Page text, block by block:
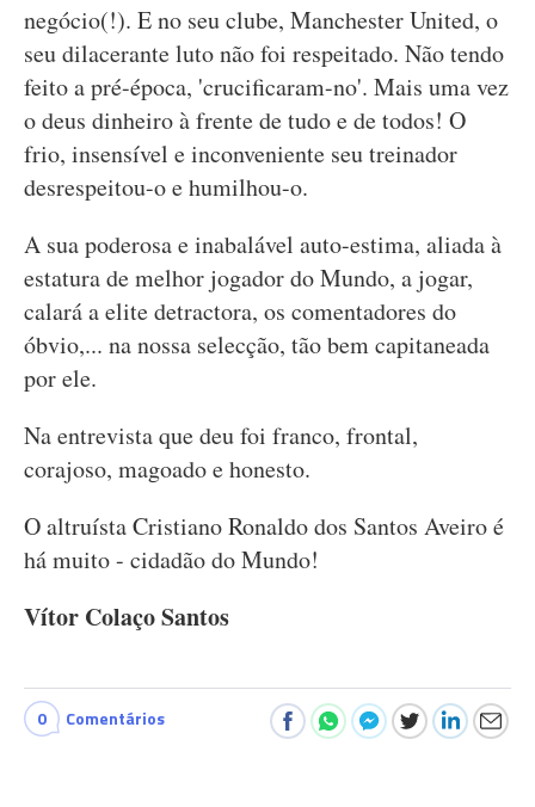
negócio(!). E no seu clube, Manchester United, o
seu dilacerante luto não foi respeitado. Não tendo
feito a pré-época, 'crucificaram-no'. Mais uma vez
o deus dinheiro à frente de tudo e de todos! O
frio, insensível e inconveniente seu treinador
desrespeitou-o e humilhou-o.
A sua poderosa e inabalável auto-estima, aliada à
estatura de melhor jogador do Mundo, a jogar,
calará a elite detractora, os comentadores do
óbvio,... na nossa selecção, tão bem capitaneada
por ele.
Na entrevista que deu foi franco, frontal,
corajoso, magoado e honesto.
O altruísta Cristiano Ronaldo dos Santos Aveiro é
há muito - cidadão do Mundo!
Vítor Colaço Santos
0 Comentários